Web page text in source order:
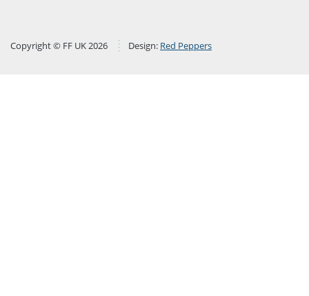
Copyright © FF UK 2026 Design: Red Peppers